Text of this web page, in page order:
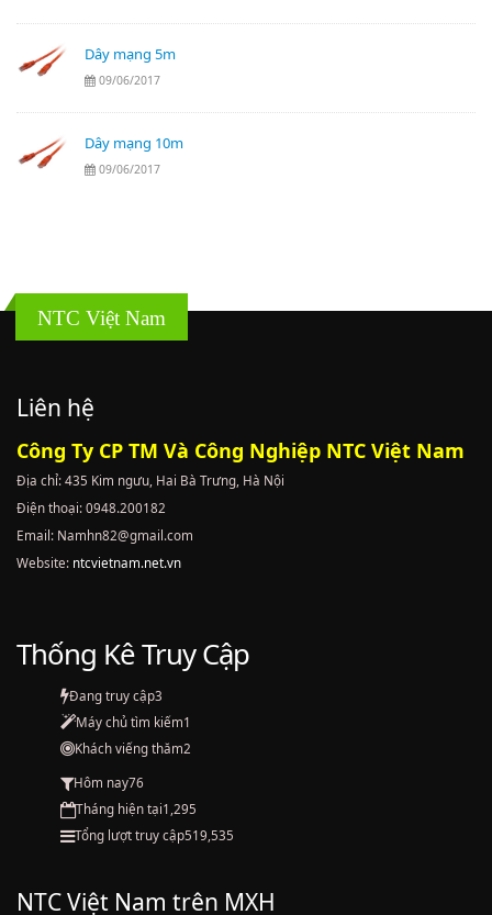
Dây mạng 5m
09/06/2017
Dây mạng 10m
09/06/2017
NTC Việt Nam
Liên hệ
Công Ty CP TM Và Công Nghiệp NTC Việt Nam
Địa chỉ: 435 Kim ngưu, Hai Bà Trưng, Hà Nội
Điện thoại: 0948.200182
Email: Namhn82@gmail.com
Website: ntcvietnam.net.vn
Thống Kê Truy Cập
Đang truy cập3
Máy chủ tìm kiếm1
Khách viếng thăm2
Hôm nay76
Tháng hiện tại1,295
Tổng lượt truy cập519,535
NTC Việt Nam trên MXH